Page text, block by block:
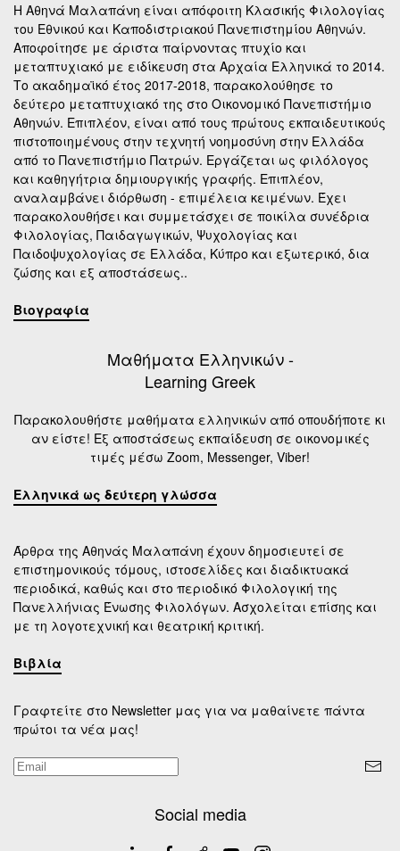
Η Αθηνά Μαλαπάνη είναι απόφοιτη Κλασικής Φιλολογίας
του Εθνικού και Καποδιστριακού Πανεπιστημίου Αθηνών.
Αποφοίτησε με άριστα παίρνοντας πτυχίο και
μεταπτυχιακό με ειδίκευση στα Αρχαία Ελληνικά το 2014.
Το ακαδημαϊκό έτος 2017-2018, παρακολούθησε το
δεύτερο μεταπτυχιακό της στο Οικονομικό Πανεπιστήμιο
Αθηνών. Επιπλέον, είναι από τους πρώτους εκπαιδευτικούς
πιστοποιημένους στην τεχνητή νοημοσύνη στην Ελλάδα
από το Πανεπιστήμιο Πατρών. Εργάζεται ως φιλόλογος
και καθηγήτρια δημιουργικής γραφής. Επιπλέον,
αναλαμβάνει διόρθωση - επιμέλεια κειμένων. Έχει
παρακολουθήσει και συμμετάσχει σε ποικίλα συνέδρια
Φιλολογίας, Παιδαγωγικών, Ψυχολογίας και
Παιδοψυχολογίας σε Ελλάδα, Κύπρο και εξωτερικό, δια
ζώσης και εξ αποστάσεως..
Βιογραφία
Μαθήματα Ελληνικών -
Learning Greek
Παρακολουθήστε μαθήματα ελληνικών από οπουδήποτε κι
αν είστε! Εξ αποστάσεως εκπαίδευση σε οικονομικές
τιμές μέσω Zoom, Messenger, Viber!
Ελληνικά ως δεύτερη γλώσσα
Άρθρα της Αθηνάς Μαλαπάνη έχουν δημοσιευτεί σε
επιστημονικούς τόμους, ιστοσελίδες και διαδικτυακά
περιοδικά, καθώς και στο περιοδικό Φιλολογική της
Πανελλήνιας Ένωσης Φιλολόγων. Ασχολείται επίσης και
με τη λογοτεχνική και θεατρική κριτική.
Βιβλία
Γραφτείτε στο Newsletter μας για να μαθαίνετε πάντα
πρώτοι τα νέα μας!
Social media